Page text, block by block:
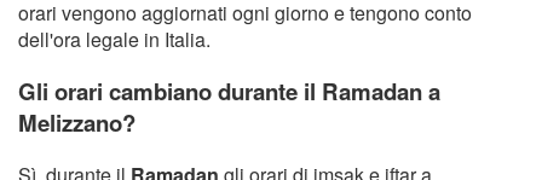
orari vengono aggiornati ogni giorno e tengono conto
dell'ora legale in Italia.
Gli orari cambiano durante il Ramadan a
Melizzano?